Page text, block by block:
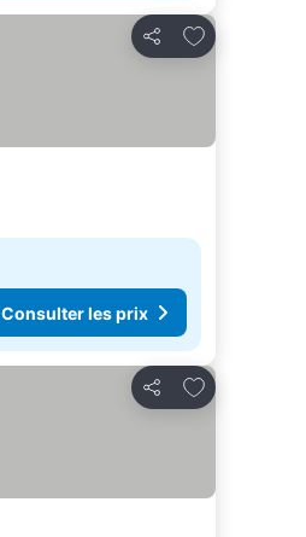
Partager
Ajouter à
Consulter les prix
Partager
Ajouter à